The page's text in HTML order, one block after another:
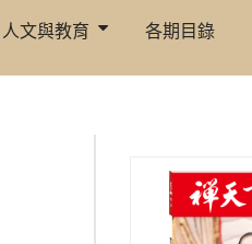
人文與教育 各期目錄